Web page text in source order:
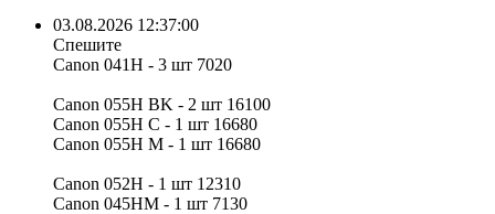
03.08.2026 12:37:00
Спешите
Canon 041H - 3 шт 7020
Canon 055H BK - 2 шт 16100
Canon 055H C - 1 шт 16680
Canon 055H M - 1 шт 16680
Canon 052H - 1 шт 12310
Canon 045HM - 1 шт 7130